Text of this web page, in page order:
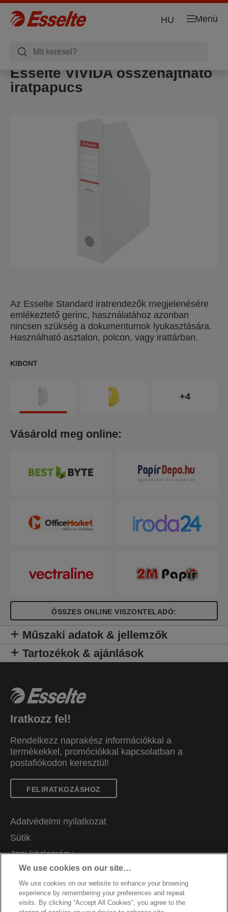
Menü
HU
Esselte VIVIDA összehajtható
iratpapucs
Az Esselte Standard iratrendezők megjelenésére
emlékeztető gerinc, használatához azonban
nincsen szükség a dokumentumok lyukasztására.
Használható asztalon, polcon, vagy irattárban.
KIBONT
+4
Vásárold meg online:
ÖSSZES ONLINE VISZONTELADÓ:
Műszaki adatok & jellemzők
Tartozékok & ajánlások
Iratkozz fel!
Rendelkezz naprakész információkkal a
termékekkel, promóciókkal kapcsolatban a
postafiókodon keresztül!
FELIRATKOZÁSHOZ
Adatvédelmi nyilatkozat
Sütik
Jogi közlemény
Impresszum
Adataim kezelése
Álláslehetőségek
We use cookies on our site…
We use cookies on our website to enhance your browsing
experience by remembering your preferences and repeat
visits. By clicking “Accept All Cookies”, you agree to the